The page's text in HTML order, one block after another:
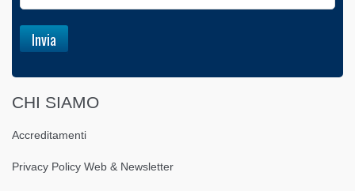
CHI SIAMO
Accreditamenti
Privacy Policy Web & Newsletter